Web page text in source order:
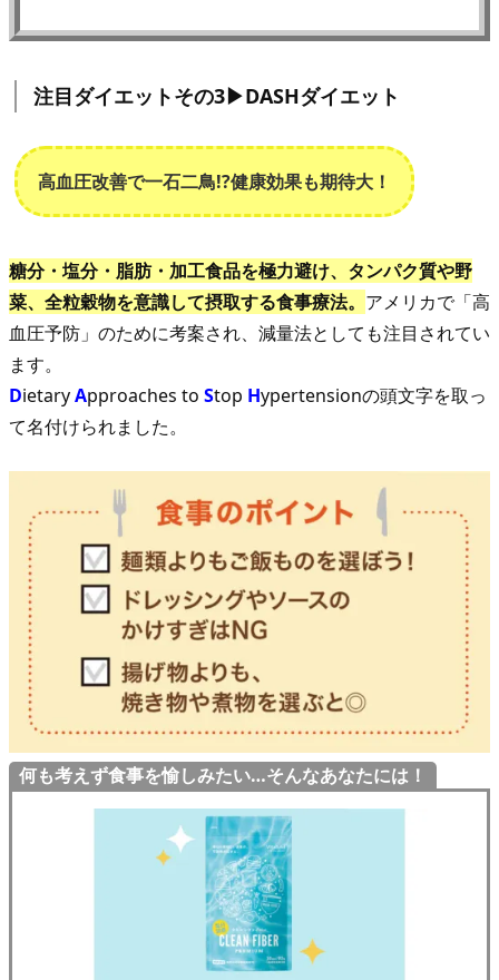
注目ダイエットその3▶︎DASHダイエット
高血圧改善で一石二鳥!?健康効果も期待大！
糖分・塩分・脂肪・加工食品を極力避け、タンパク質や野
菜、全粒穀物を意識して摂取する食事療法。 アメリカで「高
血圧予防」のために考案され、減量法としても注目されてい
ます。
DietaryApproaches to Stop Hypertensionの頭文字を取っ
て名付けられました。
何も考えず食事を愉しみたい…そんなあなたには！